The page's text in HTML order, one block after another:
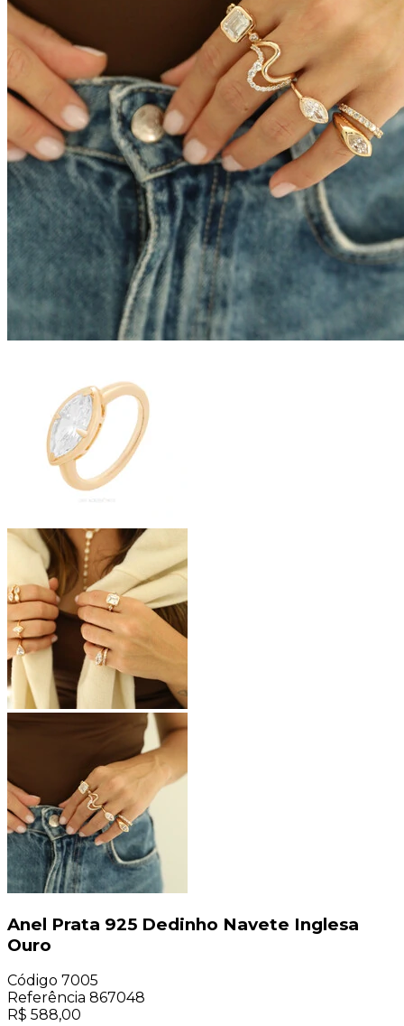
Anel Prata 925 Dedinho Navete Inglesa
Ouro
Código 7005
Referência 867048
R$ 588,00